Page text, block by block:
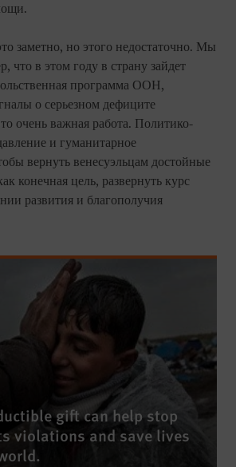
заметно, но этого недостаточно. Мы
что в этом году в страну зайдет
программа ООН,
о серьезном дефиците
очень важная работа. Политико-
и гуманитарное
вернуть венесуэльцам достойные
конечная цель, развернуть курс
развития и благополучия
gift can help stop
violations and save lives